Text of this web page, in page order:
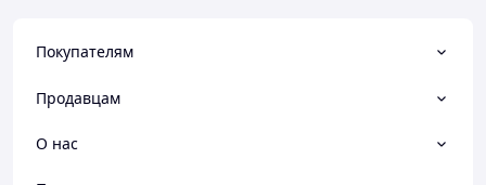
Покупателям
Продавцам
О нас